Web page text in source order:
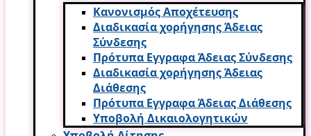
Κανονισμός Αποχέτευσης
Διαδικασία χορήγησης Άδειας
Σύνδεσης
Πρότυπα Εγγραφα Άδειας Σύνδεσης
Διαδικασία χορήγησης Άδειας
Διάθεσης
Πρότυπα Εγγραφα Άδειας Διάθεσης
Υποβολή Δικαιολογητικών